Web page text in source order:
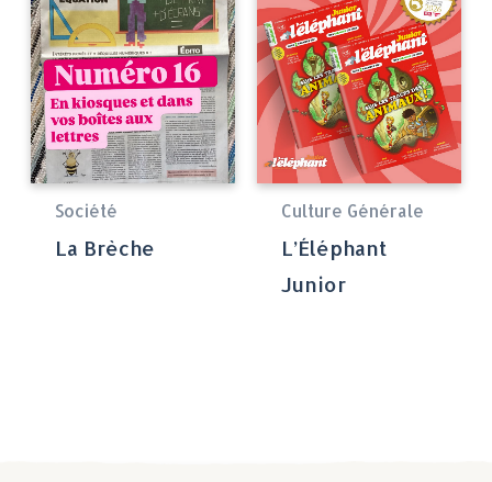
Société
La Brèche
Culture Générale
L’Éléphant
Junior